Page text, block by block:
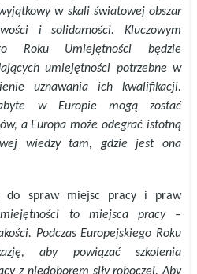
w skali światowej obszar
i solidarności. Kluczowym
Roku Umiejętności będzie
umiejętności potrzebne w
uznawania ich kwalifikacji.
w Europie mogą zostać
a Europa może odegrać istotną
wiedzy tam, gdzie jest ona
do spraw miejsc pracy i praw
to miejsca pracy –
Podczas Europejskiego Roku
aby powiązać szkolenia